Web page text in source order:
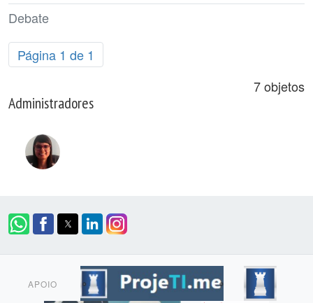
Debate
Página 1 de 1
7 objetos
Administradores
APOIO